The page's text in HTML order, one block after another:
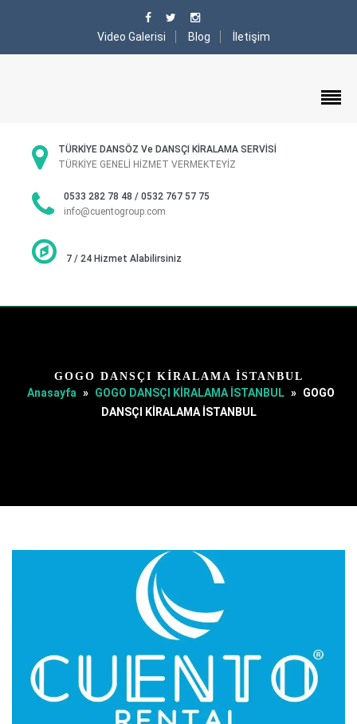
Video Galerisi Blog İletişim
TÜRKİYE DANSÖZ Ve DANSÇI KİRALAMA SERVİSİ
TÜRKİYE GENELİ HİZMET VERMEKTEYİZ
0533 282 78 48 / 0532 767 57 75
info@cuentogroup.com
7 / 24 Hizmet Alabilirsiniz
GOGO DANSÇI KİRALAMA İSTANBUL
Anasayfa » GOGO DANSÇI KİRALAMA İSTANBUL » GOGO
DANSÇI KİRALAMA İSTANBUL